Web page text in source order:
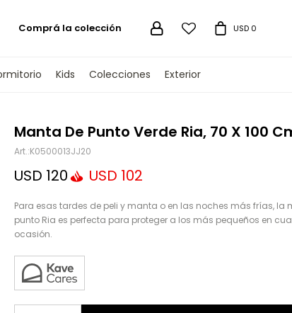
Kids Colecciones Exterior
 USD 0
Comprá la colección
Manta De Punto Verde Ria, 70 X 100
K0500013JJ20
USD 120 USD 102
Para esas tardes de peli y manta o en las noches más frías, la
punto Ria es perfecta para proteger a los más pequeños en
ocasión.